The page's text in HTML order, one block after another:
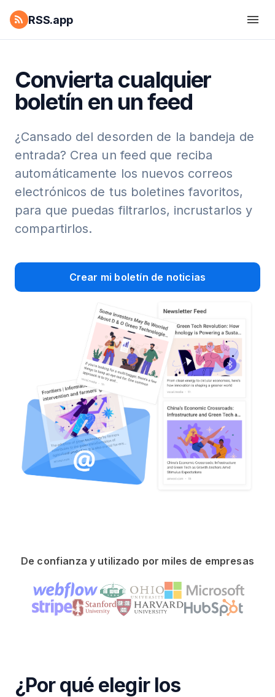
RSS.app
Convierta cualquier
boletín en un feed
¿Cansado del desorden de la bandeja de
entrada? Crea un feed que reciba
automáticamente los nuevos correos
electrónicos de tus boletines favoritos,
para que puedas filtrarlos, incrustarlos y
compartirlos.
Crear mi boletín de noticias
De confianza y utilizado por miles de empresas
¿Por qué elegir los